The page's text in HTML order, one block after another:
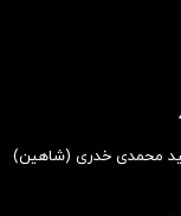
محمدی خدری (شاهین)